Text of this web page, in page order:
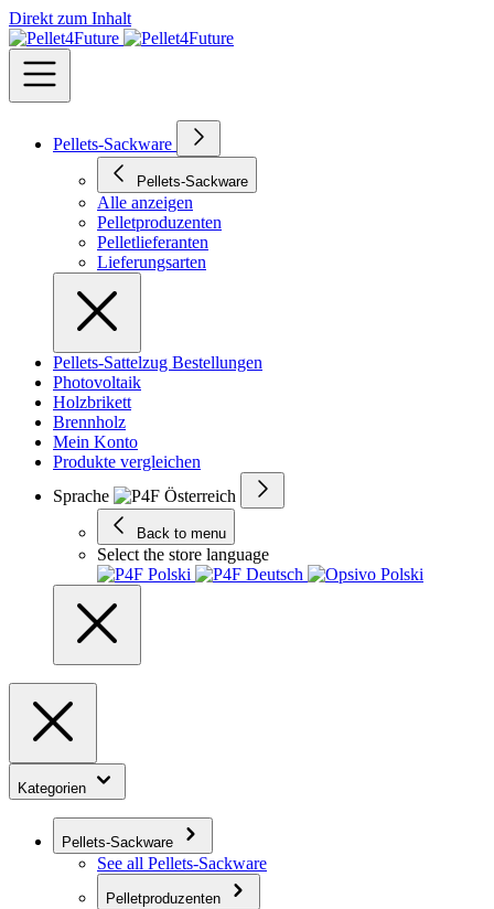
Direkt zum Inhalt
Pellets-Sackware
Pellets-Sackware
Alle anzeigen
Pelletproduzenten
Pelletlieferanten
Lieferungsarten
Pellets-Sattelzug Bestellungen
Photovoltaik
Holzbrikett
Brennholz
Mein Konto
Produkte vergleichen
Sprache
Back to menu
Select the store language
Kategorien
Pellets-Sackware
See all Pellets-Sackware
Pelletproduzenten